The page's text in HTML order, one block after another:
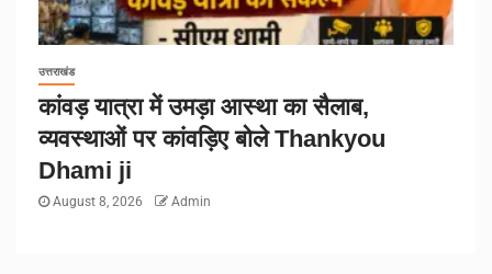
उत्तराखंड
कांवड़ यात्रा में उमड़ा आस्था का सैलाब,
व्यवस्थाओं पर कांवड़िए बोले Thankyou
Dhami ji
August 8, 2026 Admin